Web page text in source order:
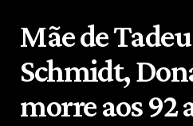
Mãe de
Schmidt,
morre aos 92